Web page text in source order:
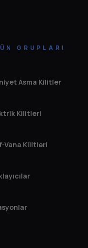
GRUPLARI
Asma Kilitler
Kilitleri
Vana Kilitleri